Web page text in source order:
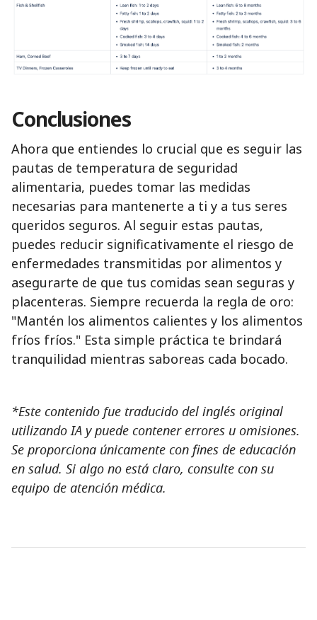
Conclusiones
Ahora que entiendes lo crucial que es seguir las
pautas de temperatura de seguridad
alimentaria, puedes tomar las medidas
necesarias para mantenerte a ti y a tus seres
queridos seguros. Al seguir estas pautas,
puedes reducir significativamente el riesgo de
enfermedades transmitidas por alimentos y
asegurarte de que tus comidas sean seguras y
placenteras. Siempre recuerda la regla de oro:
"Mantén los alimentos calientes y los alimentos
fríos fríos." Esta simple práctica te brindará
tranquilidad mientras saboreas cada bocado.
*Este contenido fue traducido del inglés original
utilizando IA y puede contener errores u omisiones.
Se proporciona únicamente con fines de educación
en salud. Si algo no está claro, consulte con su
equipo de atención médica.